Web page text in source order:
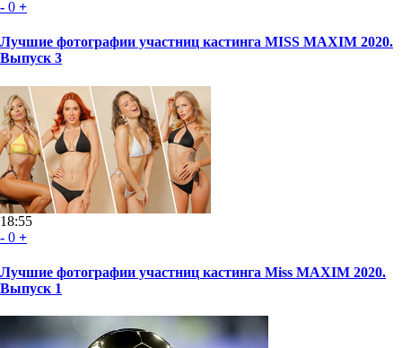
- 0 +
Лучшие фотографии участниц кастинга MISS MAXIM 2020.
Выпуск 3
18:55
- 0 +
Лучшие фотографии участниц кастинга Miss MAXIM 2020.
Выпуск 1